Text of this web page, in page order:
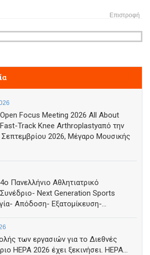
Επιστροφή
Open Focus Meeting 2026 All About
Fast-Track Knee Arthroplastyαπό την
Σεπτεμβρίου 2026, Μέγαρο Μουσικής
4ο Πανελλήνιο Αθλητιατρικό
Συνέδριο- Next Generation Sports
Απόδοση- Εξατομίκευση-...
των εργασιών για το Διεθνές
HEPA 2026 έχει ξεκινήσει. HEPA...